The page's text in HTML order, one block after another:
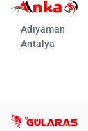
Adıyaman
Antalya